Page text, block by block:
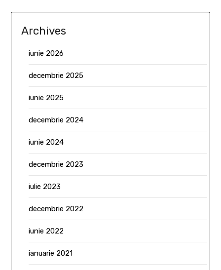
Archives
iunie 2026
decembrie 2025
iunie 2025
decembrie 2024
iunie 2024
decembrie 2023
iulie 2023
decembrie 2022
iunie 2022
ianuarie 2021